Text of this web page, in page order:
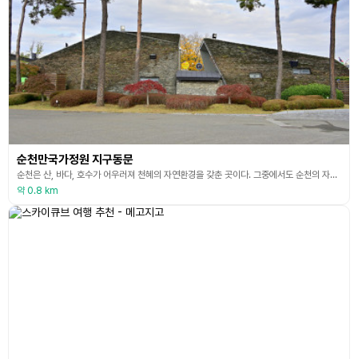
순천만국가정원 지구동문
순천은 산, 바다, 호수가 어우러져 천혜의 자연환경을 갖춘 곳이다. 그중에서도 순천의 자연을 즐기고 환경의 가치를 존중하는 대한민국 제1호 순천만 국가 정원은 지구 동문과 빛의 서문으로 이루어져 있다. 그중 지구 동문은 지표를 뚫고 올라온 지구의 기운을 상징하는 문으로, 우뚝 솟은 산의 이미지를 형상화하여, 정원 디자이너 찰스 젱크스가 순천시의 지형과 풍경에서 영감을 얻어 자연의 질감을 그대로 살려 디자인했다. 방문객이 땅의 에너지를 듬뿍 받으며 박람회
약 0.8 km